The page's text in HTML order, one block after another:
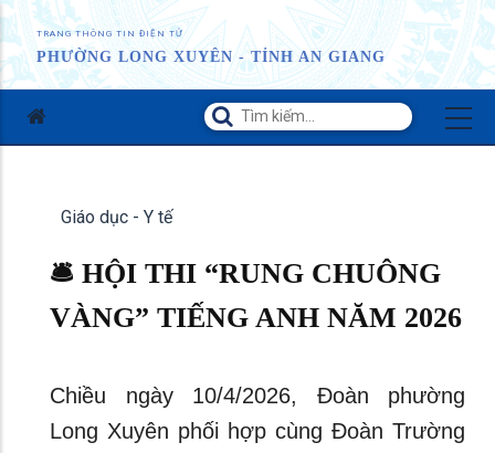
TRANG THÔNG TIN ĐIỆN TỬ
PHƯỜNG LONG XUYÊN - TỈNH AN GIANG
Giáo dục - Y tế
🛎 HỘI THI “RUNG CHUÔNG
VÀNG” TIẾNG ANH NĂM 2026
Chiều ngày 10/4/2026, Đoàn phường
Long Xuyên phối hợp cùng Đoàn Trường